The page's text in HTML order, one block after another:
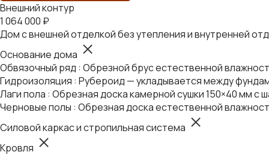
Внешний контур
1 064 000 ₽
Дом с внешней отделкой без утепления и внутренней
Основание дома
Обвязочный ряд : Обрезной брус естественной
Гидроизоляция : Рубероид — укладывается между
Лаги пола : Обрезная доска камерной сушки 150×40 мм с
Черновые полы : Обрезная доска естественной
Силовой каркас и стропильная система
Кровля